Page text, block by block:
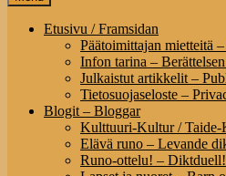
Etusivu / Framsidan
Päätoimittajan mietteitä
Infon tarina –
Julkaistut artikkelit –
Tietosuojaseloste –
Blogit – Bloggar
Kulttuuri-Kultur / Taide-
Elävä runo – Levande
Runo-ottelu! – Diktduell!